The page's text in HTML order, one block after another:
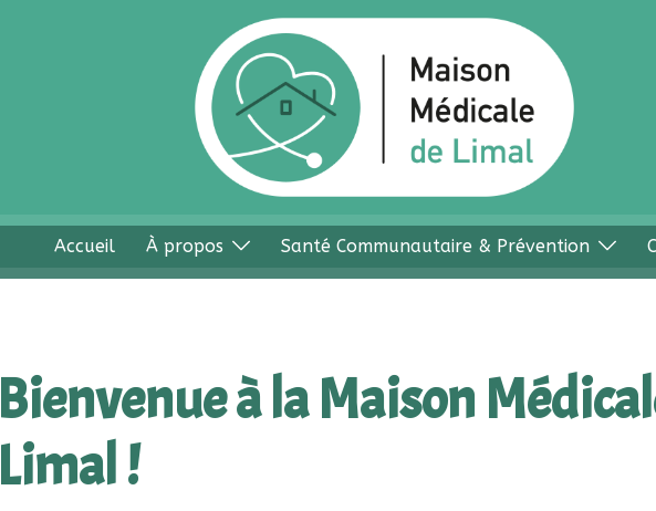
Accueil À propos Santé Communautaire & Prévention
Bienvenue à la Maison
Limal !